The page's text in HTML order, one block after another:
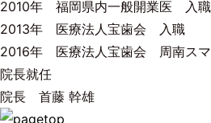
2010年 福岡県内一般開業医 入職
2013年 医療法人宝歯会 入職
2016年 医療法人宝歯会 周南ス
院長就任
院長 首藤 幹雄